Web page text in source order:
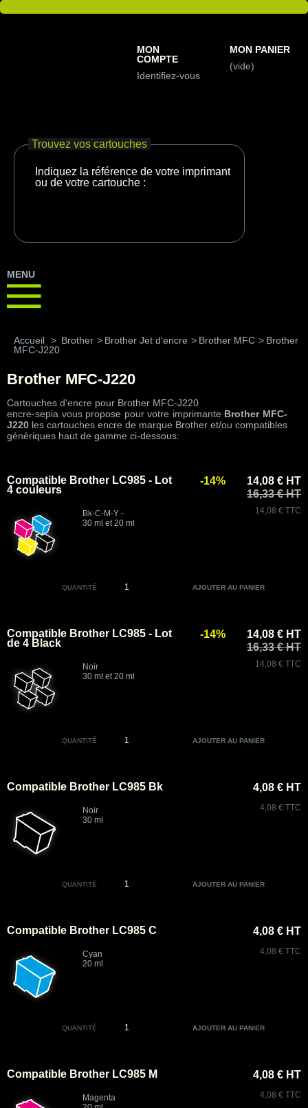
MON
COMPTE
Identifiez-vous
MON PANIER
(vide)
Trouvez vos cartouches
Indiquez la référence de votre imprimante
ou de votre cartouche :
MENU
Accueil > Brother > Brother Jet d'encre > Brother MFC > Brother
MFC-J220
Brother MFC-J220
Cartouches d'encre pour Brother MFC-J220
encre-sepia vous propose pour votre imprimante Brother MFC-
J220 les cartouches encre de marque Brother et/ou compatibles
génériques haut de gamme ci-dessous:
Compatible Brother LC985 - Lot
4 couleurs
Bk-C-M-Y -
30 ml et 20 ml
14,08 € HT
16,33 € HT
14,08 € TTC
-14%
QUANTITÉ
Compatible Brother LC985 - Lot
de 4 Black
Noir
30 ml et 20 ml
14,08 € HT
16,33 € HT
14,08 € TTC
-14%
QUANTITÉ
Compatible Brother LC985 Bk
Noir
30 ml
4,08 € HT
4,08 € TTC
QUANTITÉ
Compatible Brother LC985 C
Cyan
20 ml
4,08 € HT
4,08 € TTC
QUANTITÉ
Compatible Brother LC985 M
Magenta
4,08 € HT
4,08 € TTC